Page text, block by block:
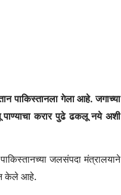
पाकिस्तानला गेला आहे. जगाच्या
पाण्याचा करार पुढे ढकलू नये अशी
जलसंपदा मंत्रालयाने
केले आहे.